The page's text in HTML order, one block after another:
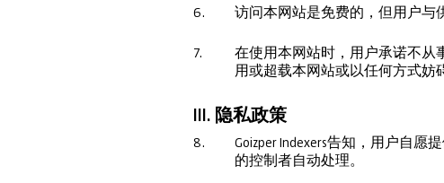
6. 访问本网站是免费的，但用户与
7.
在使用本网站时，用户承诺不从
用或超载本网站或以任何方式妨
III. 隐私政策
8.
Goizper Indexers告知，用户自愿
的控制者自动处理。